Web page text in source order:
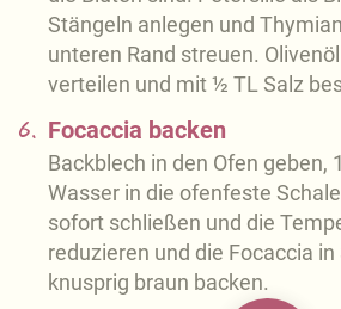
Stängeln anlegen und
unteren Rand streuen.
verteilen und mit ½ TL Salz
6. Focaccia backen
Backblech in den Ofen geben,
Wasser in die ofenfeste
sofort schließen und die
reduzieren und die Focaccia
knusprig braun backen.